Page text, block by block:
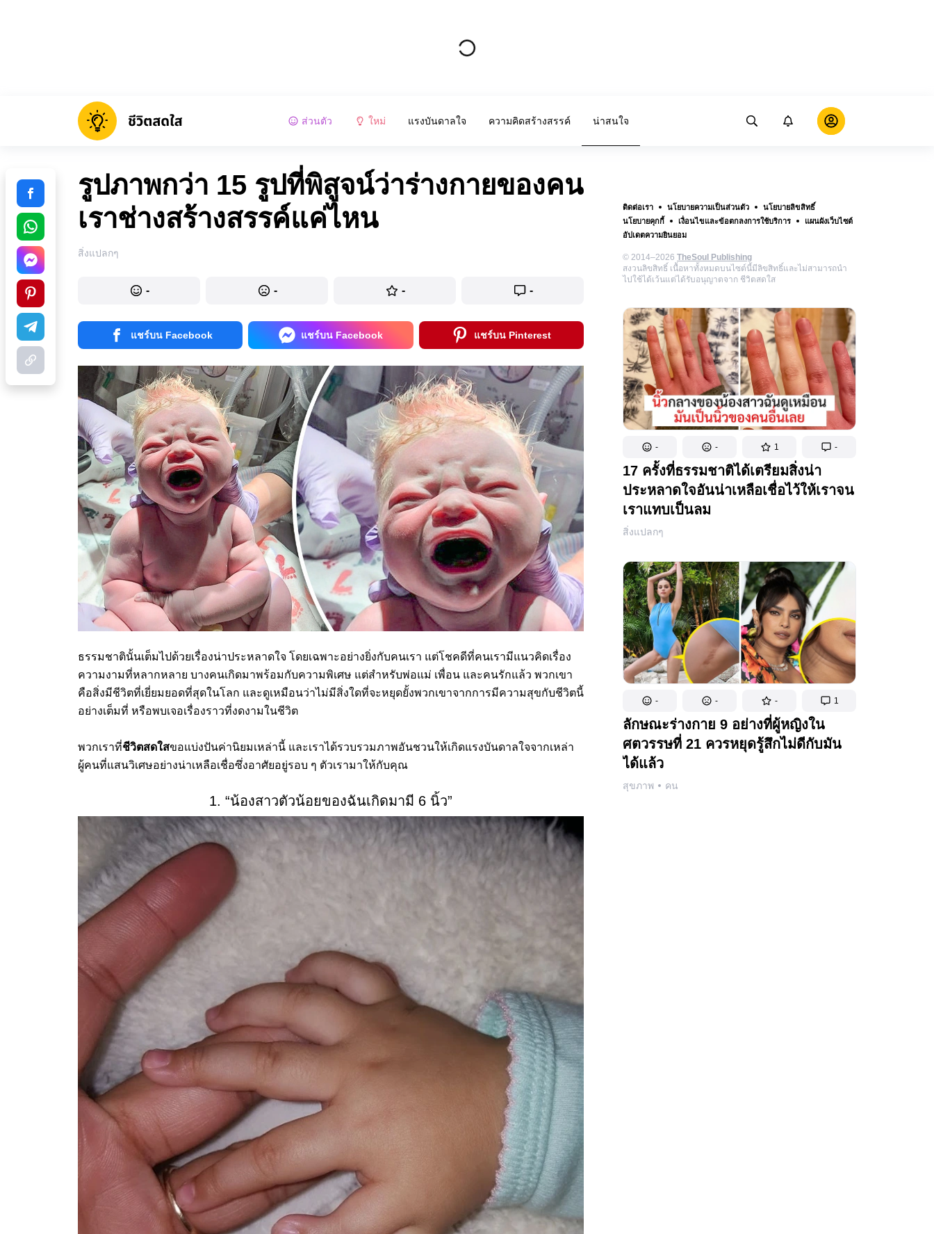
ส่วนตัว ใหม่ แรงบันดาลใจ ความคิดสร้างสรรค์ น่าสนใจ
ติดต่อเรา นโยบายความเป็นส่วนตัว
นโยบายลิขสิทธิ์
นโยบายคุกกี้
เงื่อนไขและข้อตกลงการใช้บริการ
แผนผังเว็บไซต์
อัปเดตความยินยอม
© 2014–2026 TheSoul Publishing
สงวนลิขสิทธิ์ เนื้อหาทั้งหมดบนไซต์นี้มีลิขสิทธิ์และไม่สามารถนำ
ไปใช้ได้เว้นแต่ได้รับอนุญาตจาก ชีวิตสดใส
- - 1 -
17 ครั้งที่ธรรมชาติได้เตรียมสิ่งน่า
ประหลาดใจอันน่าเหลือเชื่อไว้ให้เราจน
เราแทบเป็นลม
สิ่งแปลกๆ
- - - 1
ลักษณะร่างกาย 9 อย่างที่ผู้หญิงใน
ศตวรรษที่ 21 ควรหยุดรู้สึกไม่ดีกับมัน
ได้แล้ว
สุขภาพ คน
รูปภาพกว่า 15 รูปที่พิสูจน์ว่าร่างกายของคน
เราช่างสร้างสรรค์แค่ไหน
สิ่งแปลกๆ
- - - -
แชร์บน Facebook แชร์บน Facebook แชร์บน Pinterest
ธรรมชาตินั้นเต็มไปด้วยเรื่องน่าประหลาดใจ โดยเฉพาะอย่างยิ่งกับคนเรา แต่โชคดีที่คนเรามีแนวคิดเรื่อง
ความงามที่หลากหลาย บางคนเกิดมาพร้อมกับความพิเศษ แต่สำหรับพ่อแม่ เพื่อน และคนรักแล้ว พวกเขา
คือสิ่งมีชีวิตที่เยี่ยมยอดที่สุดในโลก และดูเหมือนว่าไม่มีสิ่งใดที่จะหยุดยั้งพวกเขาจากการมีความสุขกับชีวิตนี้
อย่างเต็มที่ หรือพบเจอเรื่องราวที่งดงามในชีวิต
พวกเราที่ชีวิตสดใสขอแบ่งปันค่านิยมเหล่านี้ และเราได้รวบรวมภาพอันชวนให้เกิดแรงบันดาลใจจากเหล่า
ผู้คนที่แสนวิเศษอย่างน่าเหลือเชื่อซึ่งอาศัยอยู่รอบ ๆ ตัวเรามาให้กับคุณ
1. “น้องสาวตัวน้อยของฉันเกิดมามี 6 นิ้ว”